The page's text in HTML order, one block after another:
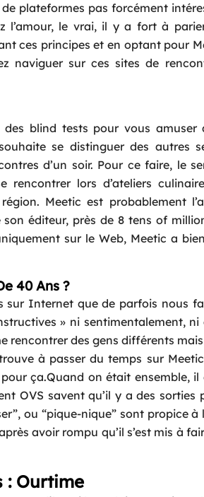
plateformes pas forcément
l’amour, le vrai, il y a fort à
ces principes et en optant pour
naviguer sur ces sites de
blind tests pour vous amuser
se distinguer des autres
d’un soir. Pour ce faire, le
lors d’ateliers
Meetic est probablement
éditeur, près de 8 tens of
sur le Web, Meetic a
40 Ans ?
sur Internet que de parfois nous
» ni sentimentalement,
rencontrer des gens différents
à passer du temps sur
ça.Quand on était ensemble,
OVS savent qu’il y a des sorties
ou “pique-nique” sont propice
avoir rompu qu’il s’est mis à
: Ourtime